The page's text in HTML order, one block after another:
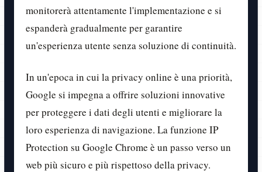
monitorerà attentamente l'implementazione e si
espanderà gradualmente per garantire
un'esperienza utente senza soluzione di continuità.
In un'epoca in cui la privacy online è una priorità,
Google si impegna a offrire soluzioni innovative
per proteggere i dati degli utenti e migliorare la
loro esperienza di navigazione. La funzione IP
Protection su Google Chrome è un passo verso un
web più sicuro e più rispettoso della privacy.